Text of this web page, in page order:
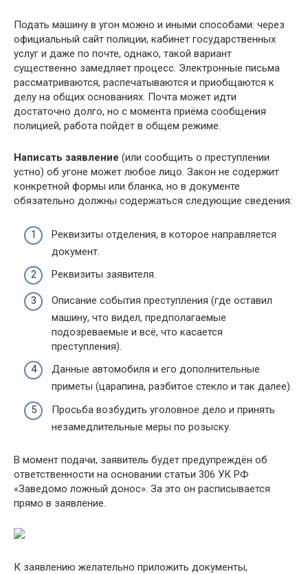
Подать машину в угон можно и иными способами: через
официальный сайт полиции, кабинет государственных
услуг и даже по почте, однако, такой вариант
существенно замедляет процесс. Электронные письма
рассматриваются, распечатываются и приобщаются к
делу на общих основаниях. Почта может идти
достаточно долго, но с момента приёма сообщения
полицией, работа пойдёт в общем режиме.
Написать заявление (или сообщить о преступлении
устно) об угоне может любое лицо. Закон не содержит
конкретной формы или бланка, но в документе
обязательно должны содержаться следующие сведения:
Реквизиты отделения, в которое направляется
документ.
Реквизиты заявителя.
Описание события преступления (где оставил
машину, что видел, предполагаемые
подозреваемые и всё, что касается
преступления).
Данные автомобиля и его дополнительные
приметы (царапина, разбитое стекло и так далее).
Просьба возбудить уголовное дело и принять
незамедлительные меры по розыску.
В момент подачи, заявитель будет предупреждён об
ответственности на основании статьи 306 УК РФ
«Заведомо ложный донос». За это он расписывается
прямо в заявление.
К заявлению желательно приложить документы,